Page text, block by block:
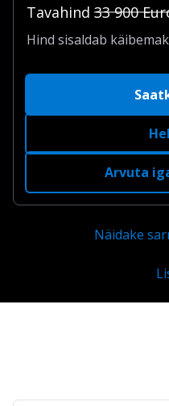
Tavahind 33 900
Hind sisaldab
Arvuta
Näidake